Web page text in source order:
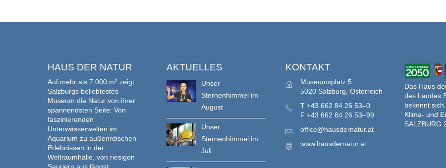
HAUS DER NATUR
Auf mehr als 7.000 m² zeigt
Salzburgs beliebtestes
Museum die Natur von ihrer
spannendsten Seite: Von
faszinierenden
Unterwasserwelten im
Aquarium zu außerirdischen
Erlebnissen in der
Weltraumhalle, von riesigen
AKTUELLES
Unser
Sternenhimmel im
August
Unser
Sternenhimmel im
Juli
KONTAKT
Museumsplatz 5
5020 Salzburg, Österreich
T +43 662 84 26 53–0
F +43 662 84 26 53–99
office@hausdernatur.at
www.hausdernatur.at
Das Haus
des Landes
bekennt
Klima- und
SALZBURG